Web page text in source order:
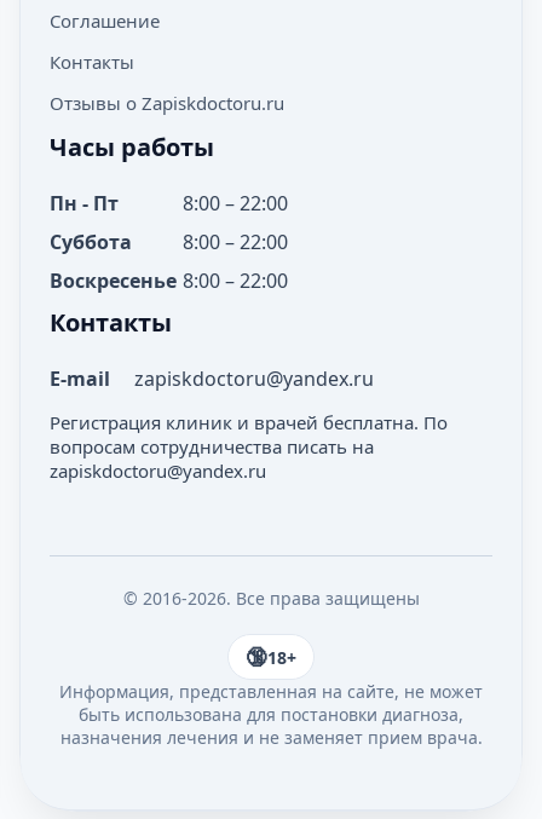
Соглашение
Контакты
Отзывы о Zapiskdoctoru.ru
Часы работы
Пн - Пт
8:00 – 22:00
Суббота
8:00 – 22:00
Воскресенье 8:00 – 22:00
Контакты
E-mail zapiskdoctoru@yandex.ru
Регистрация клиник и врачей бесплатна. По
вопросам сотрудничества писать на
zapiskdoctoru@yandex.ru
© 2016-2026. Все права защищены
18+
Информация, представленная на сайте, не может
быть использована для постановки диагноза,
назначения лечения и не заменяет прием врача.